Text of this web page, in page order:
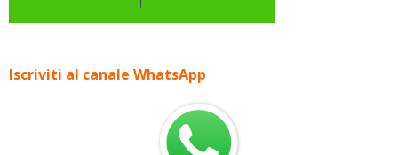
Iscriviti al canale WhatsApp